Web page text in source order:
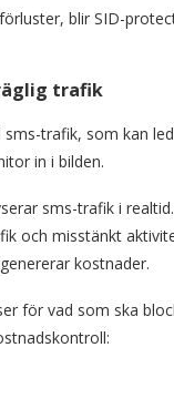
blir SID-
trafik
trafik, som kan
in i bilden.
sms-trafik i
och misstänkt
kostnader.
för vad som ska